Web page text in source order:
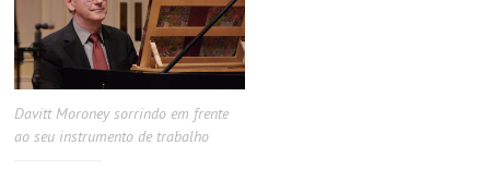
Davitt Moroney sorrindo em frente
ao seu instrumento de trabalho